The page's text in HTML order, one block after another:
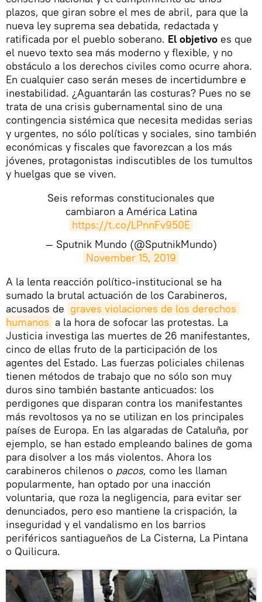
plazos, que giran sobre el mes de abril, para que la
nueva ley suprema sea debatida, redactada y
ratificada por el pueblo soberano. El objetivo es que
el nuevo texto sea más moderno y flexible, y no
obstáculo a los derechos civiles como ocurre ahora.
En cualquier caso serán meses de incertidumbre e
inestabilidad. ¿Aguantarán las costuras? Pues no se
trata de una crisis gubernamental sino de una
contingencia sistémica que necesita medidas serias
y urgentes, no sólo políticas y sociales, sino también
económicas y fiscales que favorezcan a los más
jóvenes, protagonistas indiscutibles de los tumultos
y huelgas que se viven.
Seis reformas constitucionales que
cambiaron a América Latina
https://t.co/LPnnFv950E
— Sputnik Mundo (@SputnikMundo)
November 15, 2019
​A la lenta reacción político-institucional se ha
sumado la brutal actuación de los Carabineros,
acusados de graves violaciones de los derechos
humanos a la hora de sofocar las protestas. La
Justicia investiga las muertes de 26 manifestantes,
cinco de ellas fruto de la participación de los
agentes del Estado. Las fuerzas policiales chilenas
tienen métodos de trabajo que no sólo son muy
duros sino también bastante anticuados: los
perdigones que disparan contra los manifestantes
más revoltosos ya no se utilizan en los principales
países de Europa. En las algaradas de Cataluña, por
ejemplo, se han estado empleando balines de goma
para disolver a los más violentos. Ahora los
carabineros chilenos o pacos, como les llaman
popularmente, han optado por una inacción
voluntaria, que roza la negligencia, para evitar ser
denunciados, pero eso mantiene la crispación, la
inseguridad y el vandalismo en los barrios
periféricos santiagueños de La Cisterna, La Pintana
o Quilicura.